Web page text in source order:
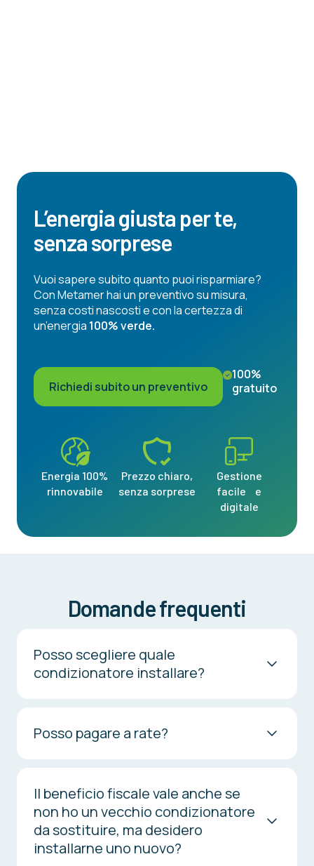
L’energia giusta per te,
senza sorprese
Vuoi sapere subito quanto puoi risparmiare?
Con Metamer hai un preventivo su misura,
senza costi nascosti e con la certezza di
un’energia 100% verde.
Richiedi subito un preventivo
100%
gratuito
Energia 100%
rinnovabile
Prezzo chiaro,
senza sorprese
Gestione
facile e
digitale
Domande frequenti
Posso scegliere quale
condizionatore installare?
Posso pagare a rate?
Il beneficio fiscale vale anche se
non ho un vecchio condizionatore
da sostituire, ma desidero
installarne uno nuovo?